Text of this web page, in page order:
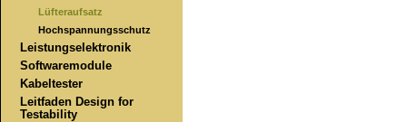
Lüfteraufsatz
Hochspannungsschutz
Leistungselektronik
Softwaremodule
Kabeltester
Leitfaden Design for
Testability